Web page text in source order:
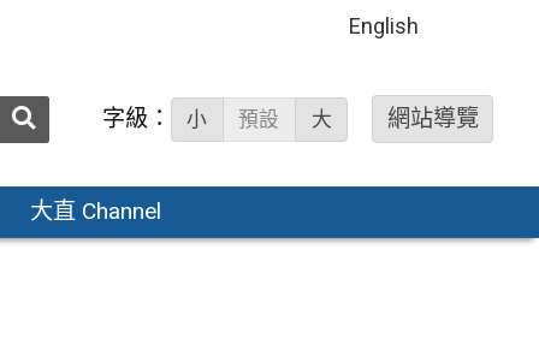
English
送出 字級： 小 預設 大 網站導覽
大直 Channel